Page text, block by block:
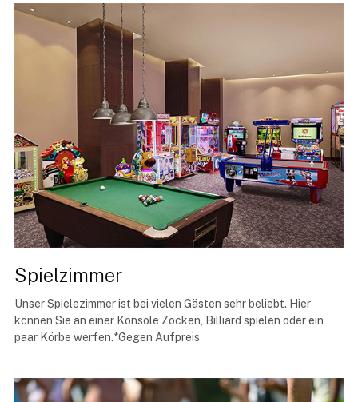
Spielzimmer
Unser Spielezimmer ist bei vielen Gästen sehr beliebt. Hier
können Sie an einer Konsole Zocken, Billiard spielen oder ein
paar Körbe werfen.*Gegen Aufpreis